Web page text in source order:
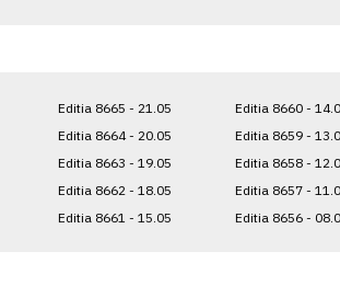
Editia 8665 - 21.05
Editia 8664 - 20.05
Editia 8663 - 19.05
Editia 8662 - 18.05
Editia 8661 - 15.05
Editia 8660 -
Editia 8659 -
Editia 8658 -
Editia 8657 -
Editia 8656 -